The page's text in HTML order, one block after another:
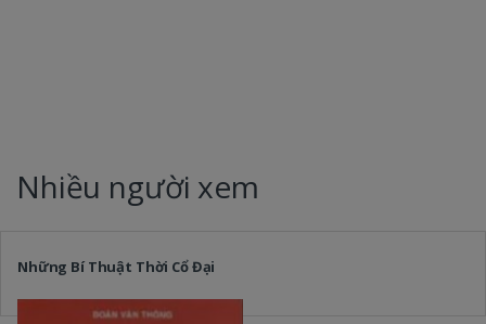
Nhiều người xem
Những Bí Thuật Thời Cổ Đại